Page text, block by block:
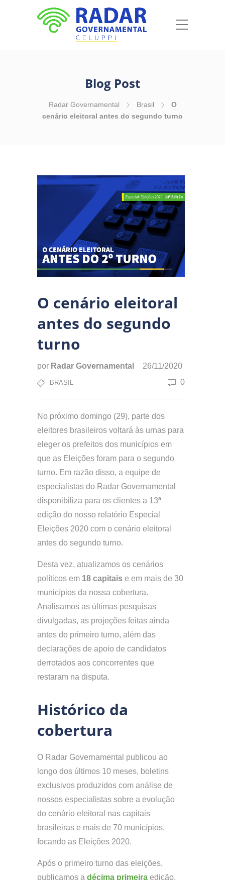
Blog Post
Radar Governamental Brasil
O
cenário eleitoral antes do segundo turno
O cenário eleitoral
antes do segundo
turno
por Radar Governamental 26/11/2020
BRASIL 0
No próximo domingo (29), parte dos
eleitores brasileiros voltará às urnas para
eleger os prefeitos dos municípios em
que as Eleições foram para o segundo
turno. Em razão disso, a equipe de
especialistas do Radar Governamental
disponibiliza para os clientes a 13ª
edição do nosso relatório Especial
Eleições 2020 com o cenário eleitoral
antes do segundo turno.
Desta vez, atualizamos os cenários
políticos em 18 capitais e em mais de 30
municípios da nossa cobertura.
Analisamos as últimas pesquisas
divulgadas, as projeções feitas ainda
antes do primeiro turno, além das
declarações de apoio de candidatos
derrotados aos concorrentes que
restaram na disputa.
Histórico da
cobertura
O Radar Governamental publicou ao
longo dos últimos 10 meses, boletins
exclusivos produzidos com análise de
nossos especialistas sobre a evolução
do cenário eleitoral nas capitais
brasileiras e mais de 70 municípios,
focando as Eleições 2020.
Após o primeiro turno das eleições,
publicamos a décima primeira edição,